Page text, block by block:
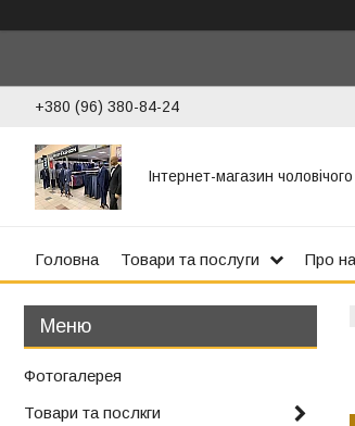
+380 (96) 380-84-24
Інтернет-магазин
Головна Товари та послуги Про
Фотогалерея
Товари та послкги